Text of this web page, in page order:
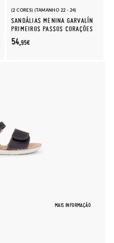
(2 CORES) (TAMANHO 22 - 24)
SANDÁLIAS MENINA GARVALÍN
PRIMEIROS PASSOS CORAÇÕES
54,95€
MAIS INFORMAÇÃO